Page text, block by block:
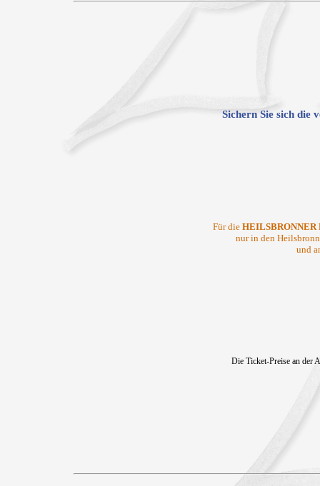
Sichern Sie sich
Für die HEILSBRONNER
nur in den
und
Die Ticket-Preise an der